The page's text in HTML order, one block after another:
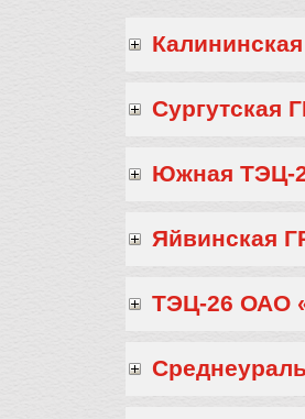
Сургутская
Южная ТЭЦ-
Яйвинская
ТЭЦ-26 ОАО